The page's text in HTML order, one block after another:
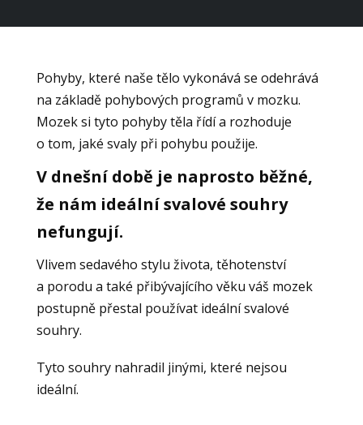
Pohyby, které naše tělo vykonává se odehrává
na základě pohybových programů v mozku.
Mozek si tyto pohyby těla řídí a rozhoduje
o tom, jaké svaly při pohybu použije.
V dnešní době je naprosto běžné,
že nám ideální svalové souhry
nefungují.
Vlivem sedavého stylu života, těhotenství
a porodu a také přibývajícího věku váš mozek
postupně přestal používat ideální svalové
souhry.
Tyto souhry nahradil jinými, které nejsou
ideální.